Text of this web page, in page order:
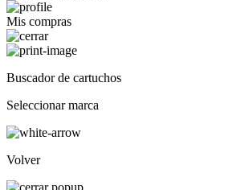
Mis compras
Buscador de cartuchos
Seleccionar marca
Volver